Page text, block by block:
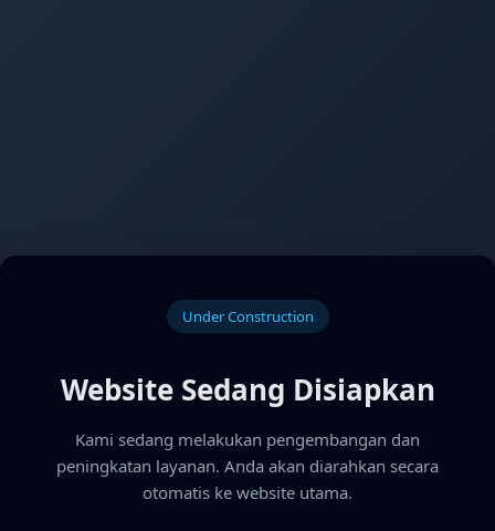
Under Construction
Website Sedang Disiapkan
Kami sedang melakukan pengembangan dan
peningkatan layanan. Anda akan diarahkan secara
otomatis ke website utama.